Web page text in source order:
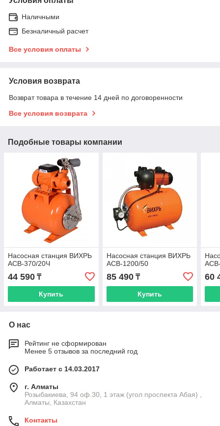
Наличными
Безналичный расчет
Все условия оплаты
Условия возврата
Возврат товара в течение 14 дней по договоренности
Все условия возврата
Подобные товары компании
Насосная станция ВИХРЬ
АСВ-370/20Ч
44 590 ₸
Купить
Насосная станция ВИХРЬ
АСВ-1200/50
85 490₸
Купить
60
О нас
Рейтинг не сформирован
Менее 5 отзывов за последний год
Работает с 14.03.2017
г. Алматы
Розыбакиева, 94 оф.30, 1 этаж (угол проспекта Абая) ,
Алматы, Казахстан
Контакты